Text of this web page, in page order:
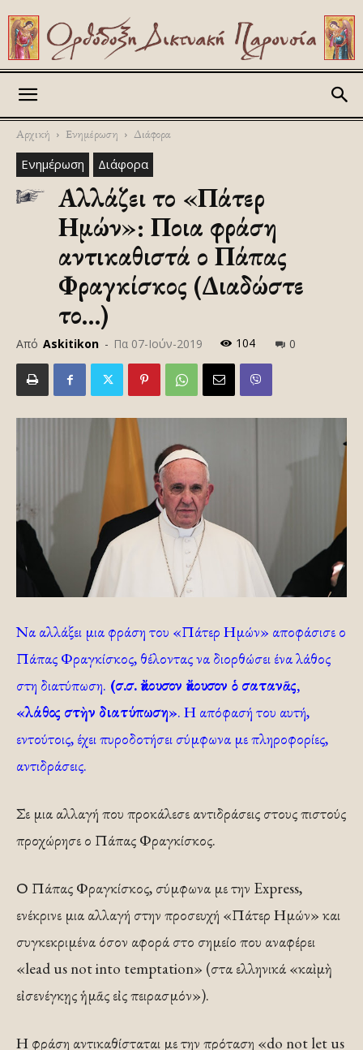
Αρχική Ενημέρωση Διάφορα
Ενημέρωση Διάφορα
Αλλάζει το «Πάτερ
Ημών»: Ποια φράση
αντικαθιστά ο Πάπας
Φραγκίσκος (Διαδώστε
το…)
Από Askitikon - Πα 07-Ιούν-2019 104 0
Να αλλάξει μια φράση του «Πάτερ Ημών» αποφάσισε ο
Πάπας Φραγκίσκος, θέλοντας να διορθώσει ένα λάθος
στη διατύπωση. (σ.σ. ἄκουσον ἄκουσον ὁ σατανᾶς,
«λάθος στὴν διατύπωση». Η απόφασή του αυτή,
εντούτοις, έχει πυροδοτήσει σύμφωνα με πληροφορίες,
αντιδράσεις.
Σε μια αλλαγή που προκάλεσε αντιδράσεις στους πιστούς
προχώρησε ο Πάπας Φραγκίσκος.
Ο Πάπας Φραγκίσκος, σύμφωνα με την Express,
ενέκρινε μια αλλαγή στην προσευχή «Πάτερ Ημών» και
συγκεκριμένα όσον αφορά στο σημείο που αναφέρει
«lead us not into temptation» (στα ελληνικά «καὶ μὴ
εἰσενέγκῃς ἡμᾶς εἰς πειρασμόν»).
Η φράση αντικαθίσταται με την πρόταση «do not let us